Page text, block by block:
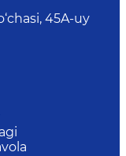
45A-uy